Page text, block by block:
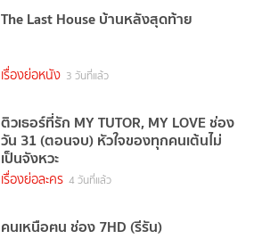
The Last House บ้านหลังสุดท้าย
เรื่องย่อหนัง 3 วันที่แล้ว
ติวเธอร์ที่รัก MY TUTOR, MY LOVE ช่อง
วัน 31 (ตอนจบ) หัวใจของทุกคนเต้นไม่
เป็นจังหวะ
เรื่องย่อละคร 4 วันที่แล้ว
คนเหนือฅน ช่อง 7HD (รีรัน)